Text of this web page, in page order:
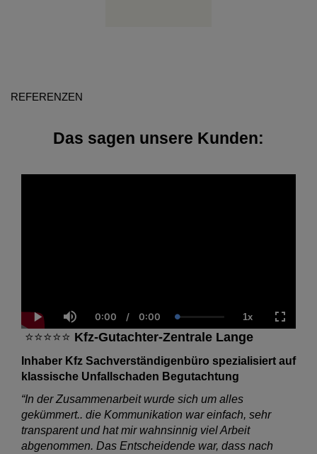
REFERENZEN
Das sagen unsere Kunden:
Play Mute
Current
Time
0:00 / Duration
0:00 Loaded:
0.00%
1xPlayback
Rate
⭐⭐⭐⭐⭐ Kfz-Gutachter-Zentrale Lange
Inhaber Kfz Sachverständigenbüro spezialisiert auf
klassische Unfallschaden Begutachtung
“In der Zusammenarbeit wurde sich um alles
gekümmert.. die Kommunikation war einfach, sehr
transparent und hat mir wahnsinnig viel Arbeit
abgenommen. Das Entscheidende war, dass nach